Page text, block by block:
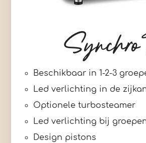
Synchro
Beschikbaar in 1-2-3
Led verlichting in de
Optionele turbosteamer
Led verlichting bij
Design pistons